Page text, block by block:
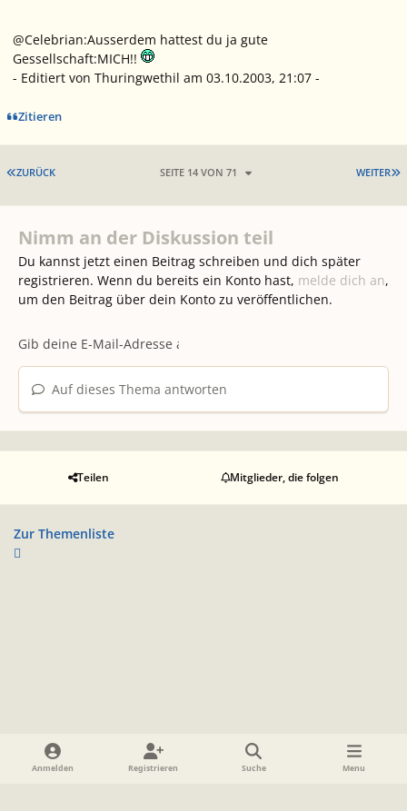
@Celebrian:Ausserdem hattest du ja gute
Gessellschaft:MICH!!
- Editiert von Thuringwethil am 03.10.2003, 21:07 -
Zitieren
ERSTE SEITE
ZURÜCK WEITER
SEITE 14 VON 71
Nimm an der Diskussion teil
Du kannst jetzt einen Beitrag schreiben und dich später
registrieren. Wenn du bereits ein Konto hast, melde dich an,
um den Beitrag über dein Konto zu veröffentlichen.
Auf dieses Thema antworten
Teilen Mitglieder, die folgen
Zur Themenliste
Heller Modus
Dunkler ModusSystemeinstellung
Anmelden Registrieren Suche Menu